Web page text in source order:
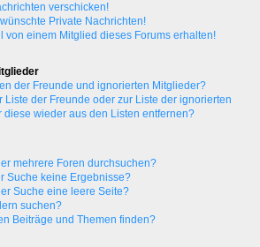
verschicken!
Private Nachrichten!
von einem Mitglied dieses Forums erhalten!
der Freunde und ignorierten Mitglieder?
Liste der Freunde oder zur Liste der ignorierten
wieder aus den Listen entfernen?
mehrere Foren durchsuchen?
Suche keine Ergebnisse?
Suche eine leere Seite?
suchen?
Beiträge und Themen finden?